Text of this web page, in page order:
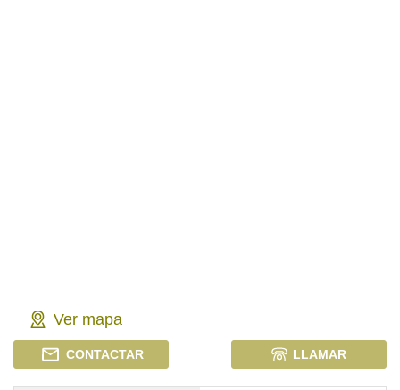
Ver mapa
CONTACTAR LLAMAR